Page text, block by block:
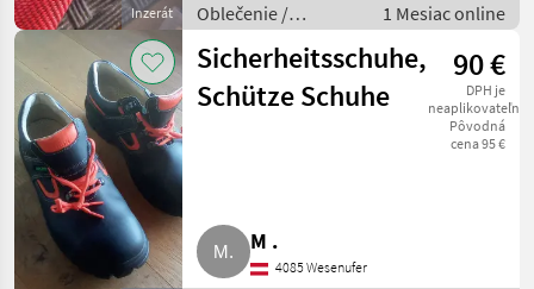
Inzerát
Oblečenie /
Poľnohospodárstvo
1 Mesiac online
Sicherheitsschuhe,
Schütze Schuhe
90 €
DPH je
neaplikovateľné
Pôvodná
cena 95 €
M .
4085 Wesenufer